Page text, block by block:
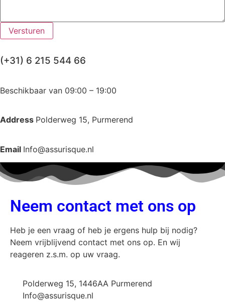
Versturen
(+31) 6 215 544 66
Beschikbaar van 09:00 – 19:00
Address Polderweg 15, Purmerend
Email Info@assurisque.nl
Neem contact met ons op
Heb je een vraag of heb je ergens hulp bij nodig?
Neem vrijblijvend contact met ons op. En wij
reageren z.s.m. op uw vraag.
Polderweg 15, 1446AA Purmerend
Info@assurisque.nl